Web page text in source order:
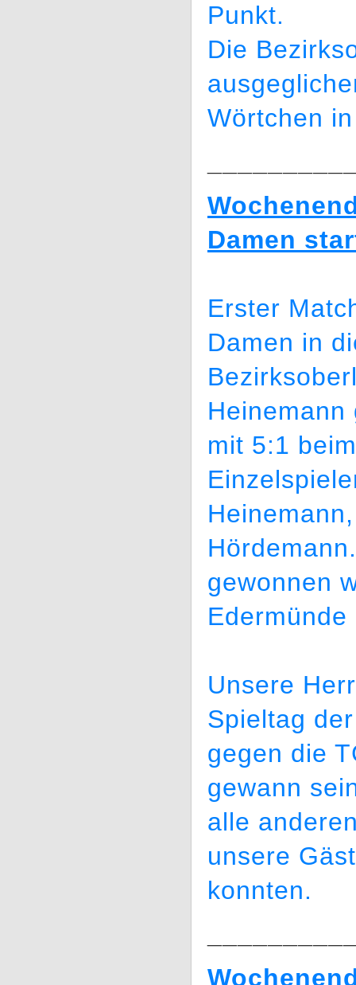
Punkt.
Die
Wörtchen
Damen
Erster
Damen in
mit 5:1
gewonnen
Edermünde
Unsere
Spieltag
gegen die
gewann
alle
unsere
konnten.